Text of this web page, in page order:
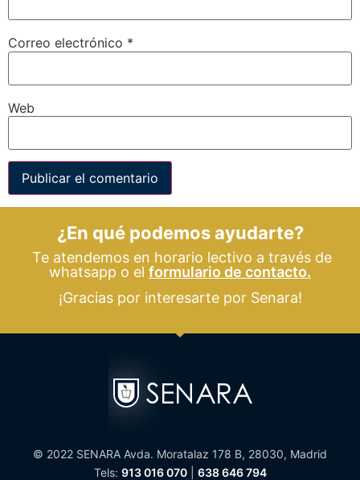
Correo electrónico *
Web
¿En qué podemos ayudarte?
Te atendemos en horario lectivo a través de
whatsapp o el formulario de contacto.
¡Gracias por interesarte por Senara!
© 2022 SENARA Avda. Moratalaz 178 B, 28030, Madrid
Tels: 913 016 070| 638 646 794